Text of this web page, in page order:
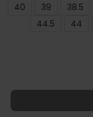
38.5
39
40
44
44.5